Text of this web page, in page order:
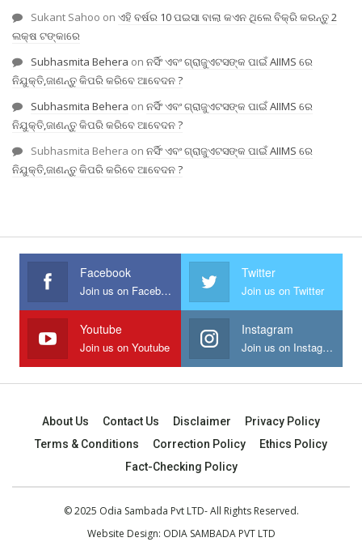
Sukant Sahoo on ଏହି ବର୍ଷର 10 ପଇସା ବାଲା କଏନ ଥିଲେ ବିକ୍ରି କରନ୍ତୁ 2
ଲକ୍ଷ ଟଙ୍କାରେ
Subhasmita Behera on ନର୍ସିଂ ଏବଂ ଗ୍ରାଜୁଏଟସଙ୍କ ପାଇଁ AIIMS ରେ
ନିଯୁକ୍ତି,ଜାଣନ୍ତୁ କିପରି କରିବେ ଆବେଦନ ?
Subhasmita Behera on ନର୍ସିଂ ଏବଂ ଗ୍ରାଜୁଏଟସଙ୍କ ପାଇଁ AIIMS ରେ
ନିଯୁକ୍ତି,ଜାଣନ୍ତୁ କିପରି କରିବେ ଆବେଦନ ?
Subhasmita Behera on ନର୍ସିଂ ଏବଂ ଗ୍ରାଜୁଏଟସଙ୍କ ପାଇଁ AIIMS ରେ
ନିଯୁକ୍ତି,ଜାଣନ୍ତୁ କିପରି କରିବେ ଆବେଦନ ?
Facebook
Join us on Facebook
Twitter
Join us on Twitter
Youtube
Join us on Youtube
Instagram
Join us on Instagram
About Us Contact Us Disclaimer
Privacy Policy
Terms & Conditions
Correction Policy
Ethics Policy
Fact-Checking Policy
© 2025 Odia Sambada Pvt LTD- All Rights Reserved.
Website Design: ODIA SAMBADA PVT LTD